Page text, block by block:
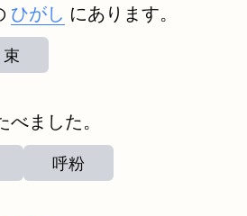
ひがし にあります。
束
ました。
呼粉